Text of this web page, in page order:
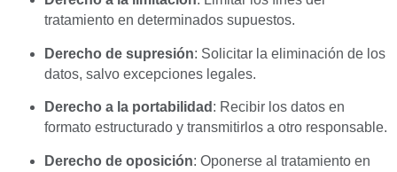
tratamiento en determinados supuestos.
Derecho de supresión: Solicitar la eliminación de los
datos, salvo excepciones legales.
Derecho a la portabilidad : Recibir los datos en
formato estructurado y transmitirlos a otro responsable.
Derecho de oposición: Oponerse al tratamiento en